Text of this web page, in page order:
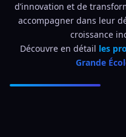
d’innovation et de
accompagner dans leur
croissance
Découvre en détail les
Grande